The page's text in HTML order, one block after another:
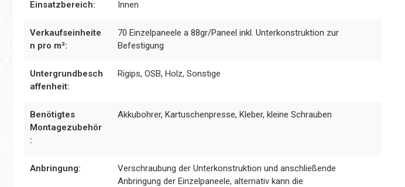
Einsatzbereich: Innen
Verkaufseinheite
n pro m²:
70 Einzelpaneele a 88gr/Paneel inkl. Unterkonstruktion zur
Befestigung
Untergrundbesch
affenheit:
Rigips, OSB, Holz, Sonstige
Benötigtes
Montagezubehör
:
Akkubohrer, Kartuschenpresse, Kleber, kleine Schrauben
Anbringung:
Verschraubung der Unterkonstruktion und anschließende
Anbringung der Einzelpaneele, alternativ kann die